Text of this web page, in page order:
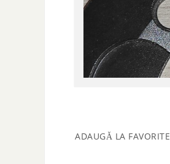
ADAUGĂ LA FAVORITE